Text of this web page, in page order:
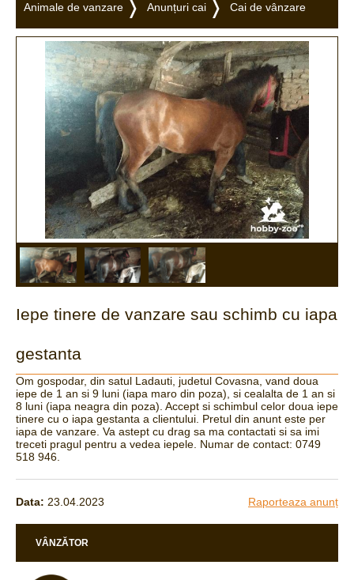
Animale de vanzare Anunțuri cai Cai de vânzare
Iepe tinere de vanzare sau schimb cu iapa
gestanta
Om gospodar, din satul Ladauti, judetul Covasna, vand doua
iepe de 1 an si 9 luni (iapa maro din poza), si cealalta de 1 an si
8 luni (iapa neagra din poza). Accept si schimbul celor doua iepe
tinere cu o iapa gestanta a clientului. Pretul din anunt este per
iapa de vanzare. Va astept cu drag sa ma contactati si sa imi
treceti pragul pentru a vedea iepele. Numar de contact: 0749
518 946.
Data: 23.04.2023 Raporteaza anunț
VÂNZĂTOR